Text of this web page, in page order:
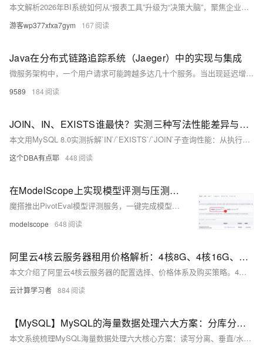
本文解析2026年BI系统如何从“报表工具”升级为“决策大脑”，聚焦企业破解数据孤岛困局的实战路径。重点介绍瓴羊Quick BI五大能力：跨源联邦查询打通数据、AI自动洞察与智能问答、实时预警闭环、灵活安全部署及分阶段落地策略，助力企业实现可量化的降本增效。（239字）
游客wp377xfxa7gym 167
Java在分布式链路追踪系统（Jaeger）中的实现与集成
微服务架构中，一个用户请求可能跨越多达几十个服务。当出现延迟增加或错误时，难以定位具体哪个服务出问题。
9589 184
JOIN、IN、EXISTS谁最快？实测三种写法性能差异与执行计划深度剖析
本文用MySQL 8.0实测拆解`IN`/`EXISTS`/`JOIN`子查询性能：从执行计划、半连接优化、临时表开销等底层原理出发，结合10万+100万数据实测（`EXISTS`最快95ms），给出三条选型铁律——告别盲从“最佳实践”，只选最适配业务与数据的写法！
这个DBA有点耶 448
在ModelScope上实现模型评测与压测服务化：PivotEval
魔搭推出PivotEval模型评测服务，一键完成模型效果与性能压测。无需搭建环境、下载数据集或写脚本，只需提供API地址并选择基准（如MMLU、GSM8K等），平台自动执行评测，生成交互式可视化报告，支持在线分享与本地复现。
modelscope 648
阿里云4核云服务器租用价格解析：4核8G、4核16G、4核32G配置最新收费标准与活动价格
本文介绍了阿里云4核云服务器的配置选择、价格体系及购买策略。4核配置涵盖经济型e实例、通用算力型u2i/u2a、计算型c9i/c9a、通用型g9及内存型r9等多个实例族，分别适用于个人博客、企业Web应用、AI推理及大数据处理等场景。同时，文中列出了4核8G、16G、32G在各实例下的官方标准价及2026年活动价（如u2i实例4核8G低至1252.63元/年起）。建议用户根据业务需求选型，结合优惠券实现折上折，有效降低上云成本。
云计算学习者 884
【MySQL】MySQL的海量数据处理六大方案：分库分表、读写分离、分片策略、跨库事务、扩容方案、Sharding-JDBC中间件
本文系统梳理MySQL海量数据处理六大核心方案：读写分离、垂直/水平分库分表、分片策略选型、分布式事务（2PC/TCC/Saga等）、平滑扩容实践及Sharding-JDBC中间件应用，兼顾性能、一致性与可扩展性，助力架构稳健演进。